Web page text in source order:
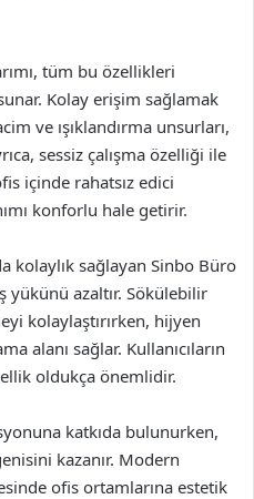
tüm bu özellikleri
Kolay erişim sağlamak
ve ışıklandırma unsurları,
sessiz çalışma özelliği ile
içinde rahatsız edici
konforlu hale getirir.
kolaylık sağlayan Sinbo Büro
yükünü azaltır. Sökülebilir
kolaylaştırırken, hijyen
alanı sağlar. Kullanıcıların
oldukça önemlidir.
katkıda bulunurken,
kazanır. Modern
ofis ortamlarına estetik